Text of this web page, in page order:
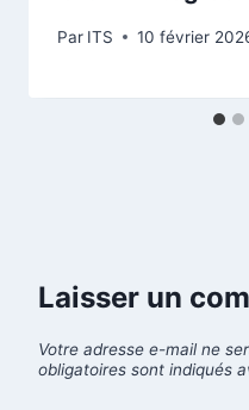
Par ITS 10 février
Laisser un
Votre adresse e-mail ne
obligatoires sont indiqués